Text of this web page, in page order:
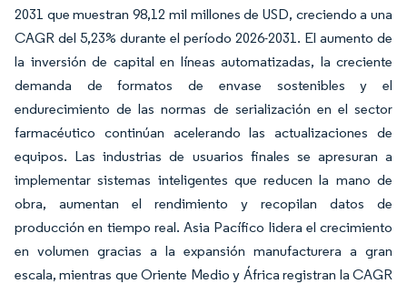
2031 que muestran 98,12 mil millones de USD, creciendo a una
CAGR del 5,23% durante el período 2026-2031. El aumento de
la inversión de capital en líneas automatizadas, la creciente
demanda de formatos de envase sostenibles y el
endurecimiento de las normas de serialización en el sector
farmacéutico continúan acelerando las actualizaciones de
equipos. Las industrias de usuarios finales se apresuran a
implementar sistemas inteligentes que reducen la mano de
obra, aumentan el rendimiento y recopilan datos de
producción en tiempo real. Asia Pacífico lidera el crecimiento
en volumen gracias a la expansión manufacturera a gran
escala, mientras que Oriente Medio y África registran la CAGR